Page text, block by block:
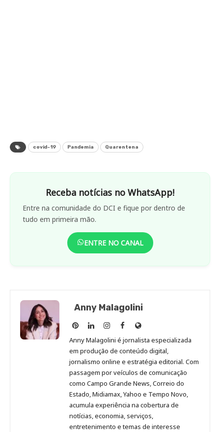
covid-19 Pandemia Quarentena
Receba notícias no WhatsApp!
Entre na comunidade do DCI e fique por dentro de
tudo em primeira mão.
ENTRE NO CANAL
Anny Malagolini
Anny
Malagolini
no
Pinterest
Anny
Malagolini
no
LinkedIn
Anny
Malagolini
no
Instagram
Anny
Malagolini
no
Facebook
Site
de
Anny
Malagolini
Anny Malagolini é jornalista especializada
em produção de conteúdo digital,
jornalismo online e estratégia editorial. Com
passagem por veículos de comunicação
como Campo Grande News, Correio do
Estado, Midiamax, Yahoo e Tempo Novo,
acumula experiência na cobertura de
notícias, economia, serviços,
entretenimento e temas de interesse